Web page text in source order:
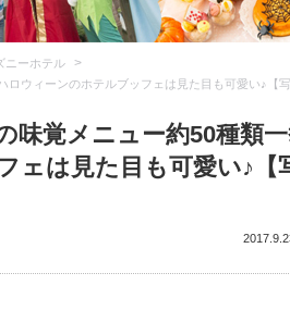
ニーホテル >
ロウィーンのホテルブッフェは見た目も可愛い♪【
味覚メニュー約50種類
ェは見た目も可愛い♪【